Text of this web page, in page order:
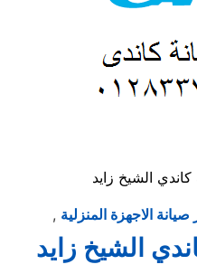
كاندي الشيخ زايد
, الاجهزة المنزلية
الشيخ زايد